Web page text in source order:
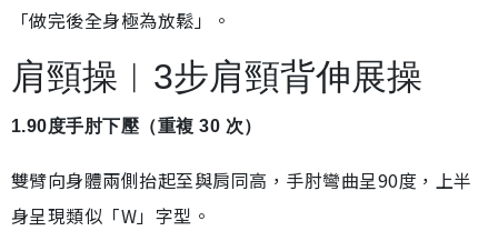
「做完後全身極為放鬆」。
肩頸操︱3步肩頸背伸展操
1.90度手肘下壓（重複 30 次）
雙臂向身體兩側抬起至與肩同高，手肘彎曲呈90度，上半
身呈現類似「W」字型。